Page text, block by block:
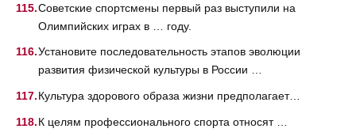
Советские спортсмены первый раз выступили на
Олимпийских играх в … году.
Установите последовательность этапов эволюции
развития физической культуры в России …
Культура здорового образа жизни предполагает…
К целям профессионального спорта относят …